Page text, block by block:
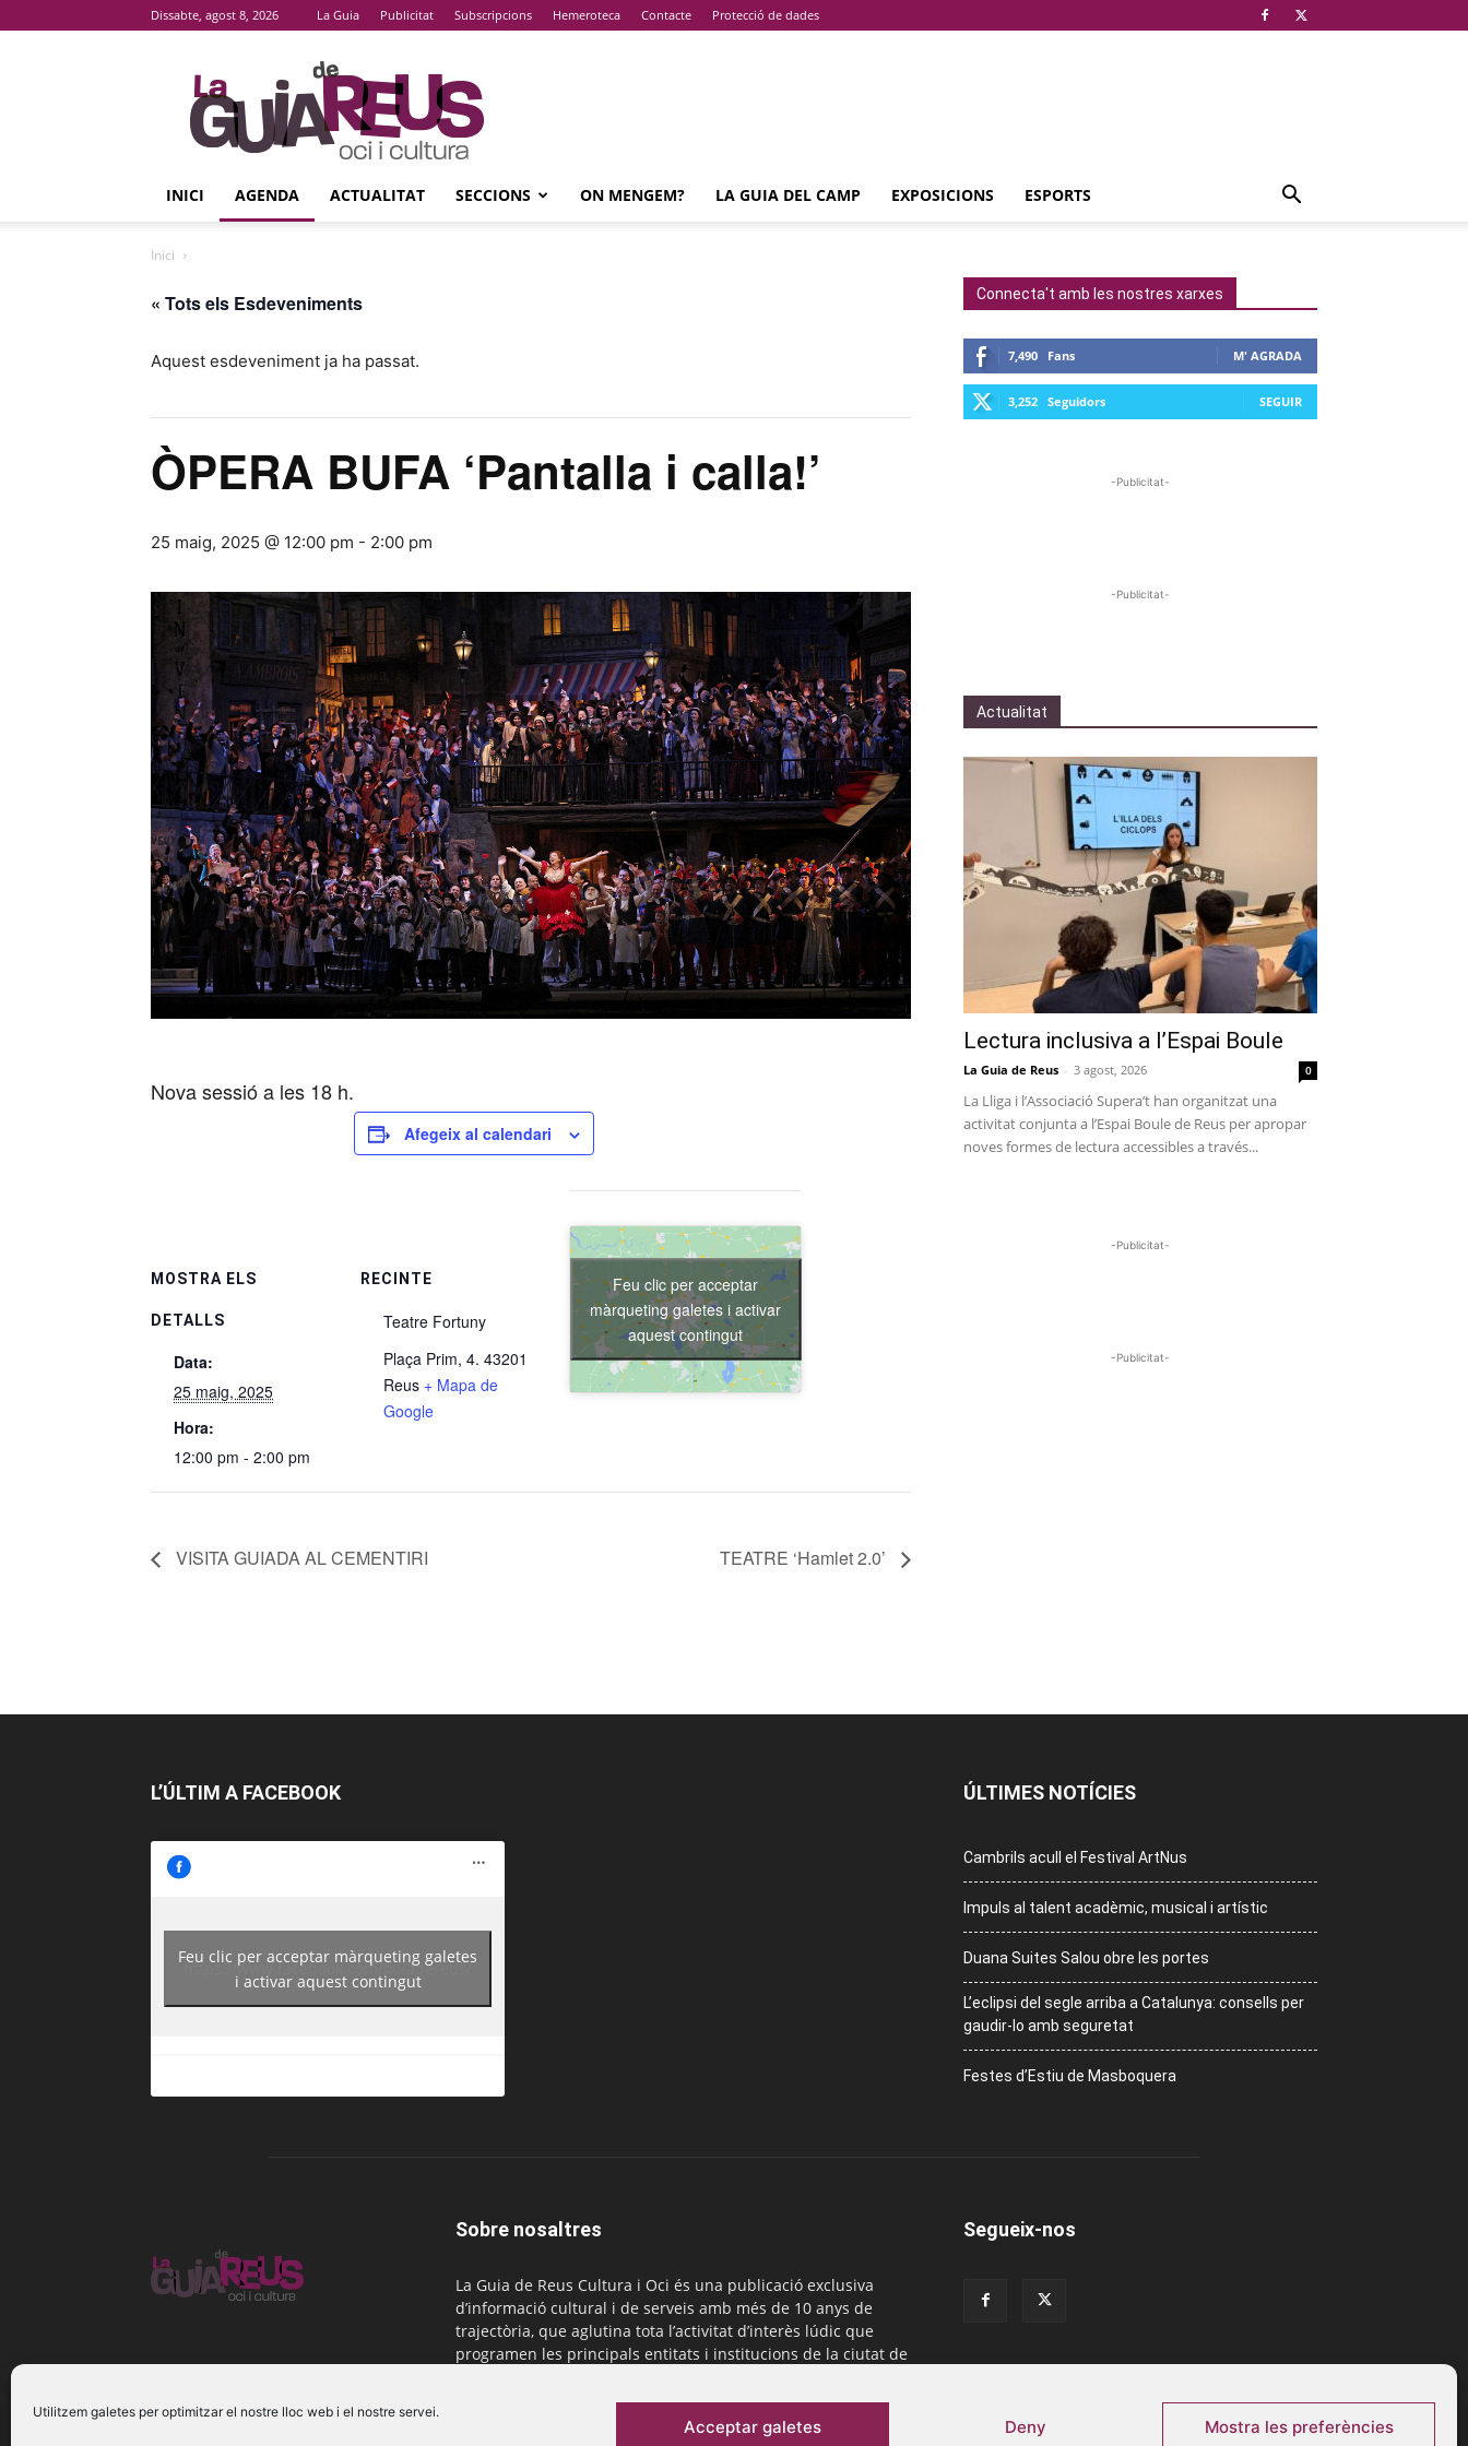
Utilitzem galetes per optimitzar el nostre lloc web i el nostre servei.
Acceptar galetes Deny Mostra les preferències
Dissabte, agost 8, 2026 La Guia Publicitat Subscripcions Hemeroteca Contacte Protecció de dades
La
Guia
De
Reus
INICI AGENDA ACTUALITAT SECCIONS ON MENGEM? LA GUIA DEL CAMP EXPOSICIONS ESPORTS
Inici
« Tots els Esdeveniments
Aquest esdeveniment ja ha passat.
ÒPERA BUFA ‘Pantalla i calla!’
25 maig, 2025 @ 12:00 pm - 2:00 pm
Nova sessió a les 18 h.
Afegeix al calendari
MOSTRA ELS
DETALLS
Data:
25 maig, 2025
Hora:
12:00 pm - 2:00 pm
RECINTE
Teatre Fortuny
Plaça Prim, 4. 43201
Reus + Mapa de
Google
Feu clic per acceptar
màrqueting galetes i activar
aquest contingut
VISITA GUIADA AL CEMENTIRI TEATRE ‘Hamlet 2.0’
Connecta't amb les nostres xarxes
7,490 Fans M' AGRADA
3,252 Seguidors SEGUIR
-Publicitat-
-Publicitat-
Actualitat
Lectura inclusiva a l’Espai Boule
La Guia de Reus - 3 agost, 2026 0
La Lliga i l’Associació Supera’t han organitzat una
activitat conjunta a l’Espai Boule de Reus per apropar
noves formes de lectura accessibles a través...
-Publicitat-
-Publicitat-
L’ÚLTIM A FACEBOOK
https://www.facebook.com/guiadereus/
Feu clic per acceptar màrqueting galetes
i activar aquest contingut
ÚLTIMES NOTÍCIES
Cambrils acull el Festival ArtNus
Impuls al talent acadèmic, musical i artístic
Duana Suites Salou obre les portes
L’eclipsi del segle arriba a Catalunya: consells per
gaudir-lo amb seguretat
Festes d’Estiu de Masboquera
Sobre nosaltres
La Guia de Reus Cultura i Oci és una publicació exclusiva
d’informació cultural i de serveis amb més de 10 anys de
trajectòria, que aglutina tota l’activitat d’interès lúdic que
programen les principals entitats i institucions de la ciutat de
comercial@laguiadereus.com
Segueix-nos